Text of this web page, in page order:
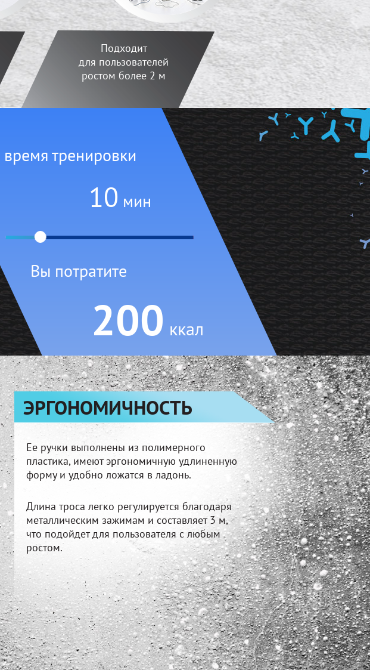
Подходит
для пользователей
ростом более 2 м
время тренировки
10 мин
Вы потратите
200 ккал
ЭРГОНОМИЧНОСТЬ
Ее ручки выполнены из полимерного
пластика, имеют эргономичную удлиненную
форму и удобно ложатся в ладонь.
Длина троса легко регулируется благодаря
металлическим зажимам и составляет 3 м,
что подойдет для пользователя с любым
ростом.